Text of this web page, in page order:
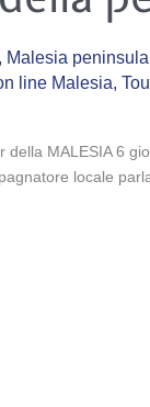
, Malesia
line Malesia,
della MALESIA 6
locale